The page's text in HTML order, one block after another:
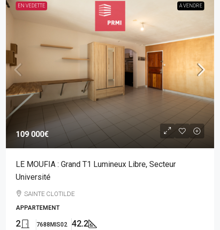
EN VEDETTE A VENDRE
109 000€
LE MOUFIA : Grand T1 Lumineux Libre, Secteur
Université
SAINTE CLOTILDE
APPARTEMENT
2
7688MIS02
42.2